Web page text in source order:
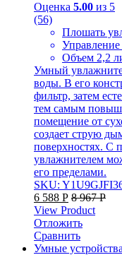
Оценка 5.00 из 5
(56)
Плошать
Управление
Объем 2,2
Умный
воды. В его
фильтр, затем
тем самым
помещение от
создает струю
поверхностях. С
увлажнителем
его пределами.
SKU:
6 588 Р 8 967Р
View Product
Отложить
Сравнить
Умные устройства